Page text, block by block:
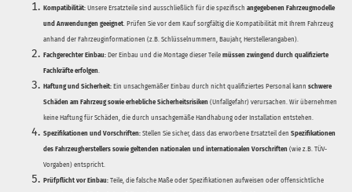
Kompatibilität: Unsere Ersatzteile sind ausschließlich für die spezifisch angegebenen Fahrzeugmodelle
und Anwendungen geeignet. Prüfen Sie vor dem Kauf sorgfältig die Kompatibilität mit Ihrem Fahrzeug
anhand der Fahrzeuginformationen (z.B. Schlüsselnummern, Baujahr, Herstellerangaben).
Fachgerechter Einbau: Der Einbau und die Montage dieser Teile müssen zwingend durch qualifizierte
Fachkräfte erfolgen.
Haftung und Sicherheit: Ein unsachgemäßer Einbau durch nicht qualifiziertes Personal kann schwere
Schäden am Fahrzeug sowie erhebliche Sicherheitsrisiken (Unfallgefahr) verursachen. Wir übernehmen
keine Haftung für Schäden, die durch unsachgemäße Handhabung oder Installation entstehen.
Spezifikationen und Vorschriften: Stellen Sie sicher, dass das erworbene Ersatzteil den Spezifikationen
des Fahrzeugherstellers sowie geltenden nationalen und internationalen Vorschriften (wie z.B. TÜV-
Vorgaben) entspricht.
Prüfpflicht vor Einbau: Teile, die falsche Maße oder Spezifikationen aufweisen oder offensichtliche